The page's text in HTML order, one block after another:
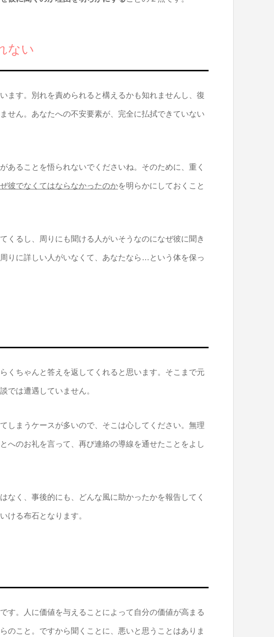
ない
ます。別れを責められると構えるかも知れませんし、復
せん。あなたへの不安要素が、完全に払拭できていない
あることを悟られないでくださいね。そのために、重く
彼でなくてはならなかったのかを明らかにしておくこと
くるし、周りにも聞ける人がいそうなのになぜ彼に聞き
りに詳しい人がいなくて、あなたなら…という体を保っ
くちゃんと答えを返してくれると思います。そこまで元
では遭遇していません。
しまうケースが多いので、そこは心してください。無理
へのお礼を言って、再び連絡の導線を通せたことをよし
なく、事後的にも、どんな風に助かったかを報告してく
ける布石となります。
す。人に価値を与えることによって自分の価値が高まる
のこと。ですから聞くことに、悪いと思うことはありま